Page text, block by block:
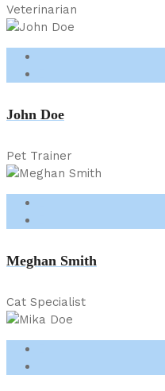
Veterinarian
John Doe
Pet Trainer
Meghan Smith
Cat Specialist